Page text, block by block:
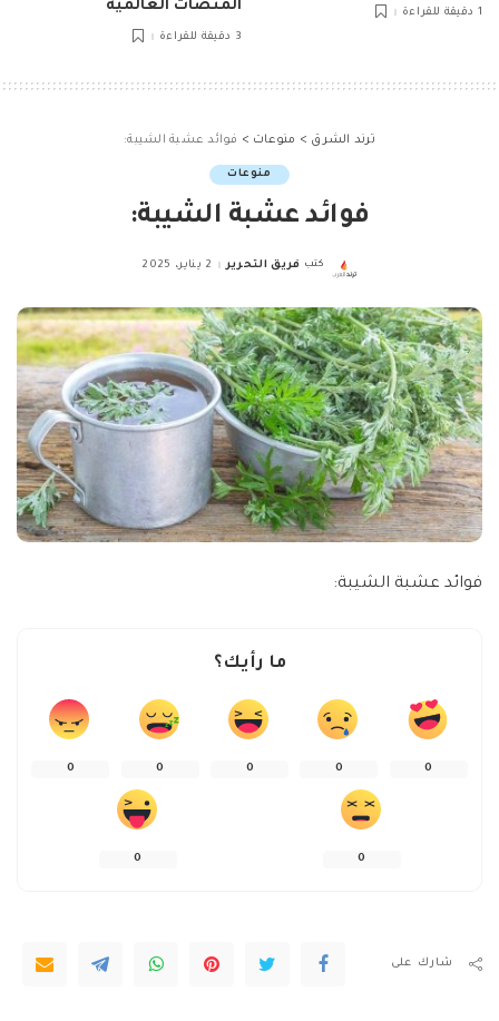
1 دقيقة للقراءة
المنصات العالمية
3 دقيقة للقراءة
ترند الشرق > منوعات > فوائد عشبة الشيبة:
منوعات
فوائد عشبة الشيبة:
Posted
كتب فريق التحرير 2 يناير، 2025
فوائد عشبة الشيبة:
ما رأيك؟
0
0
0
0
0
0
0
شارك على